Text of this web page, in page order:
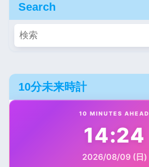
Search
10分未来時計
10 MINUTES AHEAD
14:24
2026/08/09 (日)